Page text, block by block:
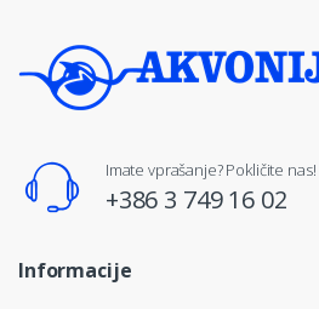
Imate vprašanje? Pokličite nas!
+386 3 749 16 02
Informacije